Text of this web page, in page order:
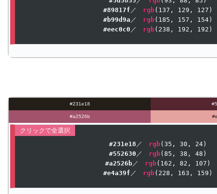
#89817f ／ rgb( 137 , 129 , 127
#b99d9a ／ rgb( 185 , 157 , 154
#eec0c0 ／ rgb( 238 , 192 , 192 )
#231e18
#a2526b
#231e18 ／ rgb(35 , 30 , 24
#552630 ／ rgb(85 , 38 , 48
#a2526b／ rgb( 162 , 82 , 107
#e4a39f ／ rgb( 228 , 163 , 159 )